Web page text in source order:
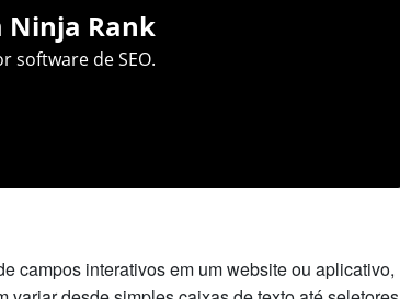
Ninja Rank
software de SEO.
campos interativos em um website ou aplicativo,